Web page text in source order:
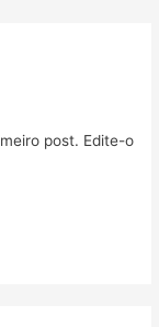
post. Edite-o